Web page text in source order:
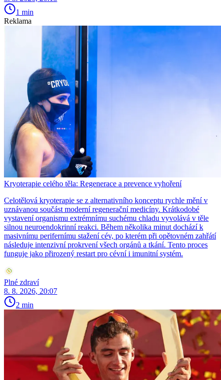
1 min
Reklama
Kryoterapie celého těla: Regenerace a prevence vyhoření
Celotělová kryoterapie se z alternativního konceptu rychle mění v
uznávanou součást moderní regenerační medicíny. Krátkodobé
vystavení organismu extrémnímu suchému chladu vyvolává v těle
silnou neuroendokrinní reakci. Během několika minut dochází k
masivnímu perifernímu stažení cév, po kterém při opětovném zahřátí
následuje intenzivní prokrvení všech orgánů a tkání. Tento proces
funguje jako přirozený restart pro cévní i imunitní systém.
Plné zdraví
8. 8. 2026, 20:07
2 min